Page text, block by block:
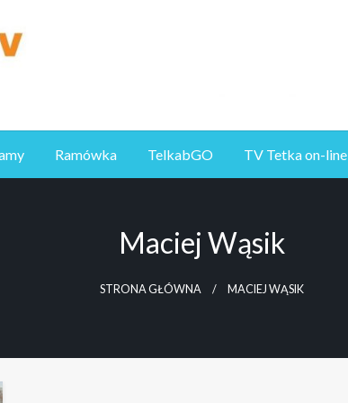
Ramówka TelkabGO TV Tetka on-line
Maciej Wąsik
STRONA GŁÓWNA MACIEJ WĄSIK